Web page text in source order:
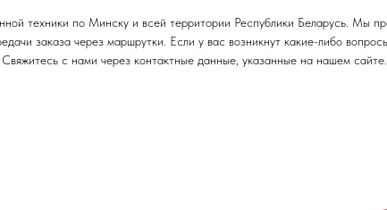
техники по Минску и всей территории Республики Беларусь. Мы
заказа через маршрутки. Если у вас возникнут какие-либо
с нами через контактные данные, указанные на нашем сайте.